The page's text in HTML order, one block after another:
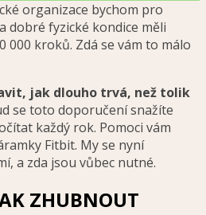
organizace bychom pro
dobré fyzické kondice měli
000 kroků. Zdá se vám to málo
jak dlouho trvá, než tolik
se toto doporučení snažíte
každý rok. Pomoci vám
Fitbit. My se nyní
a zda jsou vůbec nutné.
ZHUBNOUT